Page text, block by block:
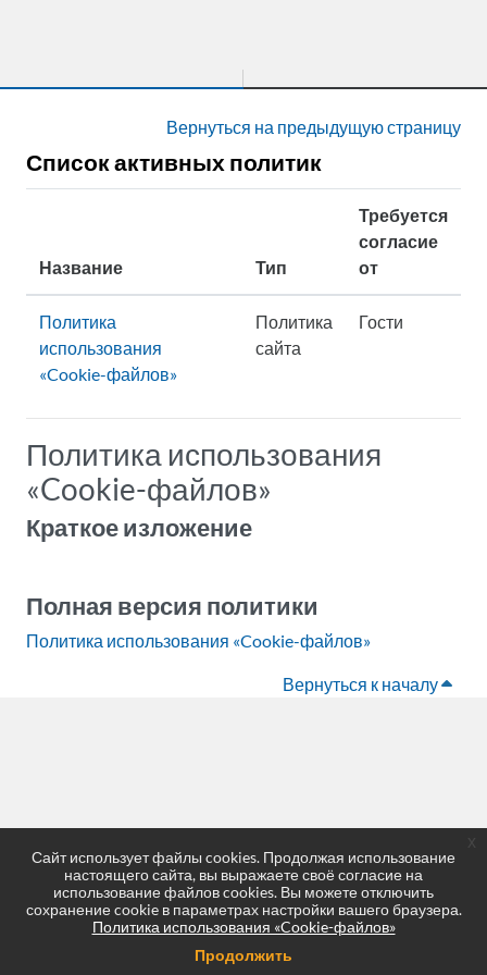
Сайт использует файлы cookies. Продолжая использование
настоящего сайта, вы выражаете своё согласие на
использование файлов cookies. Вы можете отключить
сохранение cookie в параметрах настройки вашего браузера.
Политика использования «Cookie-файлов»
Продолжить
Вернуться на предыдущую страницу
Список активных политик
Название Тип
Требуется
согласие
от
Политика
использования
«Cookie-файлов»
Политика
сайта
Гости
Политика использования
«Cookie-файлов»
Краткое изложение
Полная версия политики
Политика использования «Cookie-файлов»
Вернуться к началу